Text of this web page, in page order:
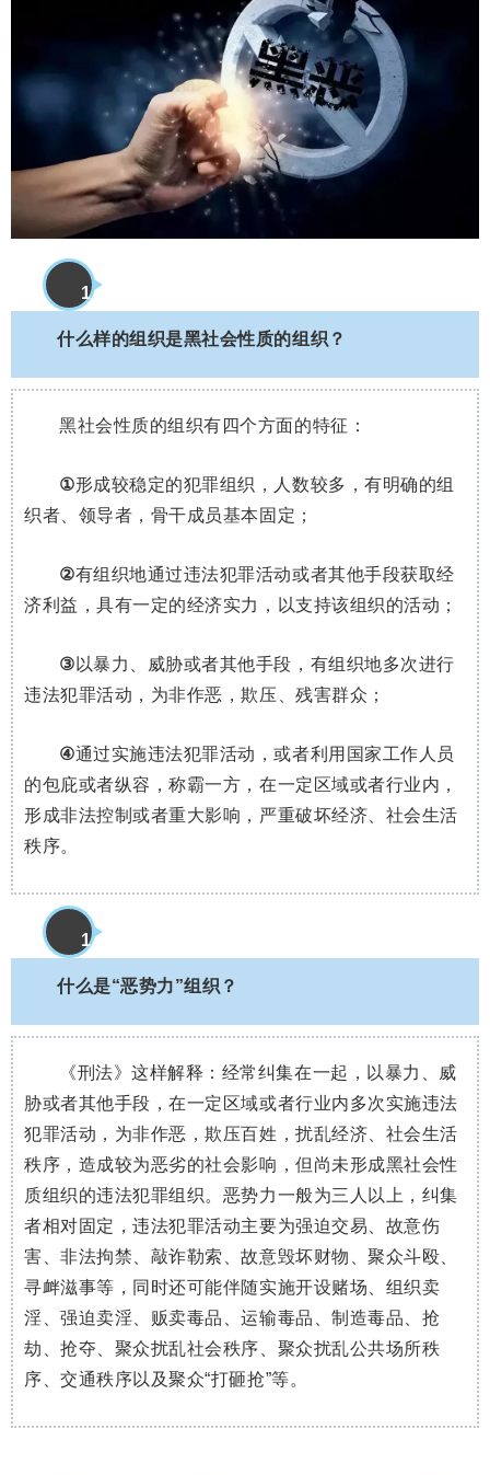
1
1
什么样的组织是黑社会性质的组织？
黑社会性质的组织有四个方面的特征：
①形成较稳定的犯罪组织，人数较多，有明确的组
织者、领导者，骨干成员基本固定；
②有组织地通过违法犯罪活动或者其他手段获取经
济利益，具有一定的经济实力，以支持该组织的活动；
③ 以暴力、威胁或者其他手段，有组织地多次进行
违法犯罪活动，为非作恶，欺压、残害群众；
④通过实施违法犯罪活动，或者利用国家工作人员
的包庇或者纵容，称霸一方，在一定区域或者行业内，
形成非法控制或者重大影响，严重破坏经济、社会生活
秩序。
1
2
什么是“恶势力”组织？
《刑法》这样解释：经常纠集在一起，以暴力、威
胁或者其他手段，在一定区域或者行业内多次实施违法
犯罪活动，为非作恶，欺压百姓，扰乱经济、社会生活
秩序，造成较为恶劣的社会影响，但尚未形成黑社会性
质组织的违法犯罪组织。恶势力一般为三人以上，纠集
者相对固定，违法犯罪活动主要为强迫交易、故意伤
害、非法拘禁、敲诈勒索、故意毁坏财物、聚众斗殴、
寻衅滋事等，同时还可能伴随实施开设赌场、组织卖
淫、强迫卖淫、贩卖毒品、运输毒品、制造毒品、抢
劫、抢夺、聚众扰乱社会秩序、聚众扰乱公共场所秩
序、交通秩序以及聚众“打砸抢”等。